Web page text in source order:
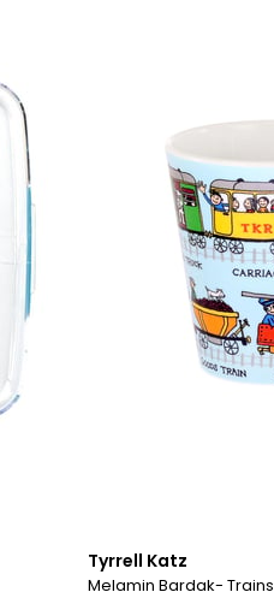
Tyrrell Katz
Melamin Bardak- Trains